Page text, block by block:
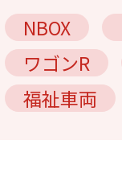
NBOX
ワゴンR
福祉車両